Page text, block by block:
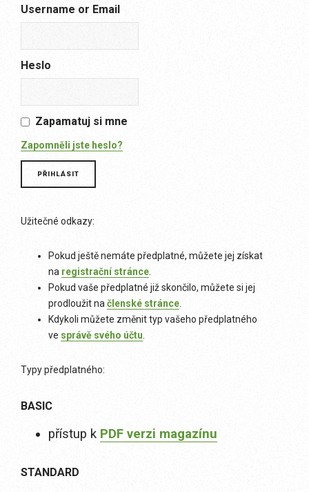
Username or Email
Heslo
Zapamatuj si mne
Zapomněli jste heslo?
Užitečné odkazy:
Pokud ještě nemáte předplatné, můžete jej získat
na registrační stránce
Pokud vaše předplatné již skončilo, můžete si jej
prodloužit na členské stránce
Kdykoli můžete změnit typ vašeho předplatného
ve správě svého účtu
Typy předplatného:
BASIC
přístup k PDF verzi magazínu
STANDARD